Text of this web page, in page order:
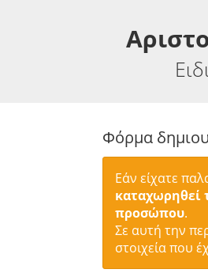
Φόρμα
Εάν είχατε
καταχωρηθεί
προσώπου.
Σε αυτή την
στοιχεία που